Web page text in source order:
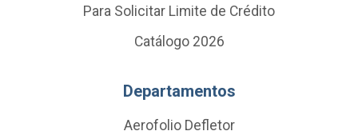
Para Solicitar Limite de Crédito
Catálogo 2026
Departamentos
Aerofolio Defletor